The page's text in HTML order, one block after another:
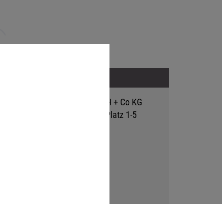
Hutter Trade GmbH + Co KG
Bgm.-Landmann-Platz 1-5